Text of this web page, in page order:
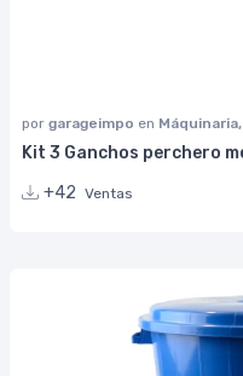
por garageimpo en
Kit 3 Ganchos perchero
+42 Ventas